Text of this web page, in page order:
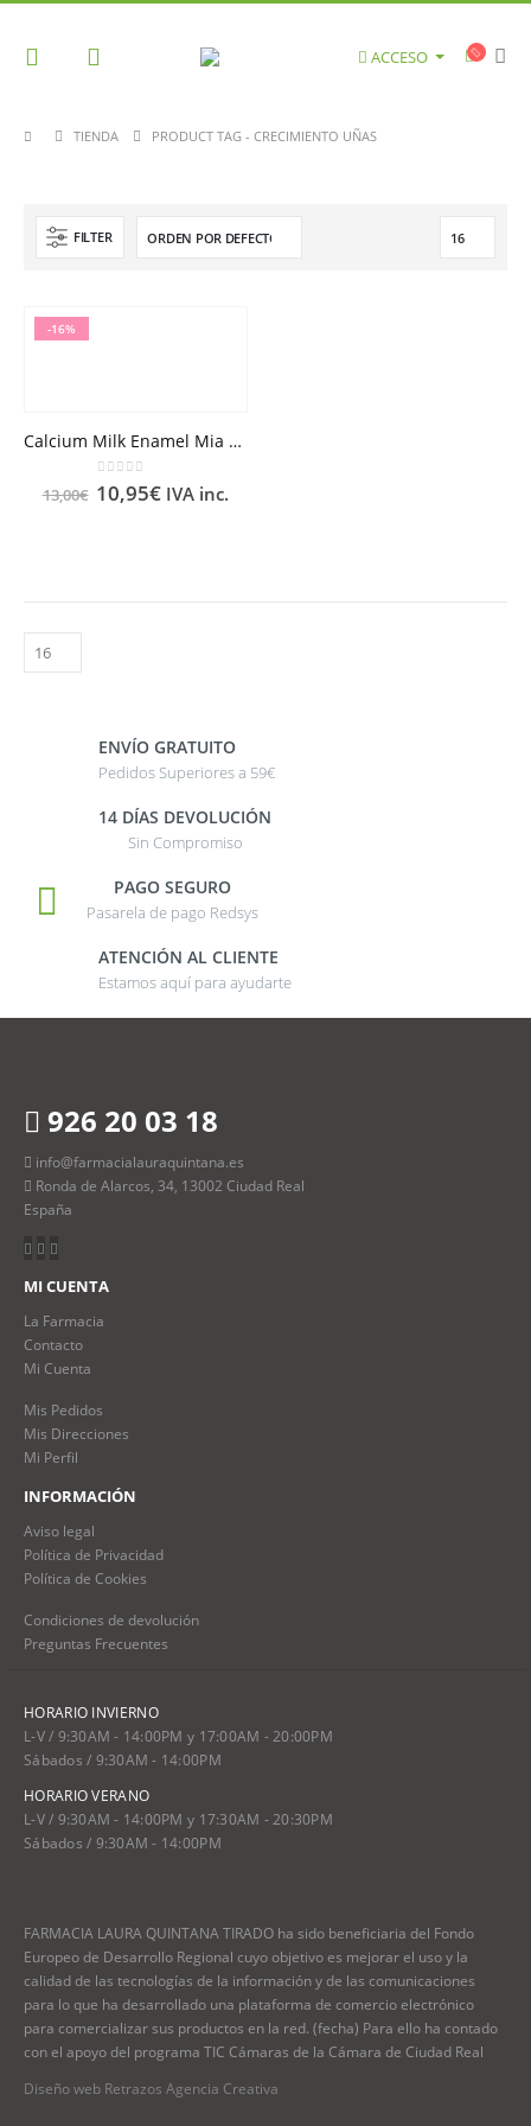
ACCESO
TIENDA PRODUCT TAG - CRECIMIENTO UÑAS
FILTER
-16%
Calcium Milk Enamel Mia 11ml
0 out of 5
13,00€ 10,95€ IVA inc.
ENVÍO GRATUITO
Pedidos Superiores a 59€
14 DÍAS DEVOLUCIÓN
Sin Compromiso
PAGO SEGURO
Pasarela de pago Redsys
ATENCIÓN AL CLIENTE
Estamos aquí para ayudarte
926 20 03 18
info@farmacialauraquintana.es
Ronda de Alarcos, 34, 13002 Ciudad Real
España
MI CUENTA
La Farmacia
Contacto
Mi Cuenta
Mis Pedidos
Mis Direcciones
Mi Perfil
INFORMACIÓN
Aviso legal
Política de Privacidad
Política de Cookies
Condiciones de devolución
Preguntas Frecuentes
HORARIO INVIERNO
L-V / 9:30AM - 14:00PM y 17:00AM - 20:00PM
Sábados / 9:30AM - 14:00PM
HORARIO VERANO
L-V / 9:30AM - 14:00PM y 17:30AM - 20:30PM
Sábados / 9:30AM - 14:00PM
FARMACIA LAURA QUINTANA TIRADO ha sido beneficiaria del Fondo
Europeo de Desarrollo Regional cuyo objetivo es mejorar el uso y la
calidad de las tecnologías de la información y de las comunicaciones
para lo que ha desarrollado una plataforma de comercio electrónico
para comercializar sus productos en la red. (fecha) Para ello ha contado
con el apoyo del programa TIC Cámaras de la Cámara de Ciudad Real
Diseño web Retrazos Agencia Creativa